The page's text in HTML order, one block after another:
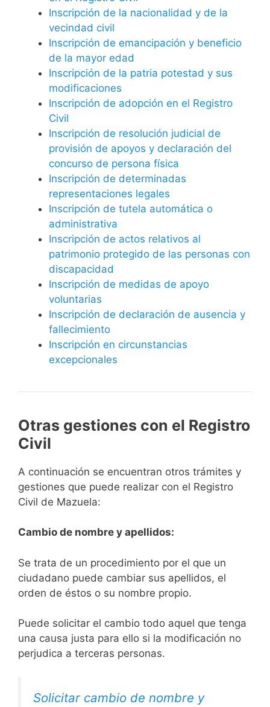
Inscripción de la nacionalidad y de la
vecindad civil
Inscripción de emancipación y beneficio
de la mayor edad
Inscripción de la patria potestad y sus
modificaciones
Inscripción de adopción en el Registro
Civil
Inscripción de resolución judicial de
provisión de apoyos y declaración del
concurso de persona física
Inscripción de determinadas
representaciones legales
Inscripción de tutela automática o
administrativa
Inscripción de actos relativos al
patrimonio protegido de las personas con
discapacidad
Inscripción de medidas de apoyo
voluntarias
Inscripción de declaración de ausencia y
fallecimiento
Inscripción en circunstancias
excepcionales
Otras gestiones con el Registro
Civil
A continuación se encuentran otros trámites y
gestiones que puede realizar con el Registro
Civil de Mazuela:
Cambio de nombre y apellidos:
Se trata de un procedimiento por el que un
ciudadano puede cambiar sus apellidos, el
orden de éstos o su nombre propio.
Puede solicitar el cambio todo aquel que tenga
una causa justa para ello si la modificación no
perjudica a terceras personas.
Solicitar cambio de nombre y